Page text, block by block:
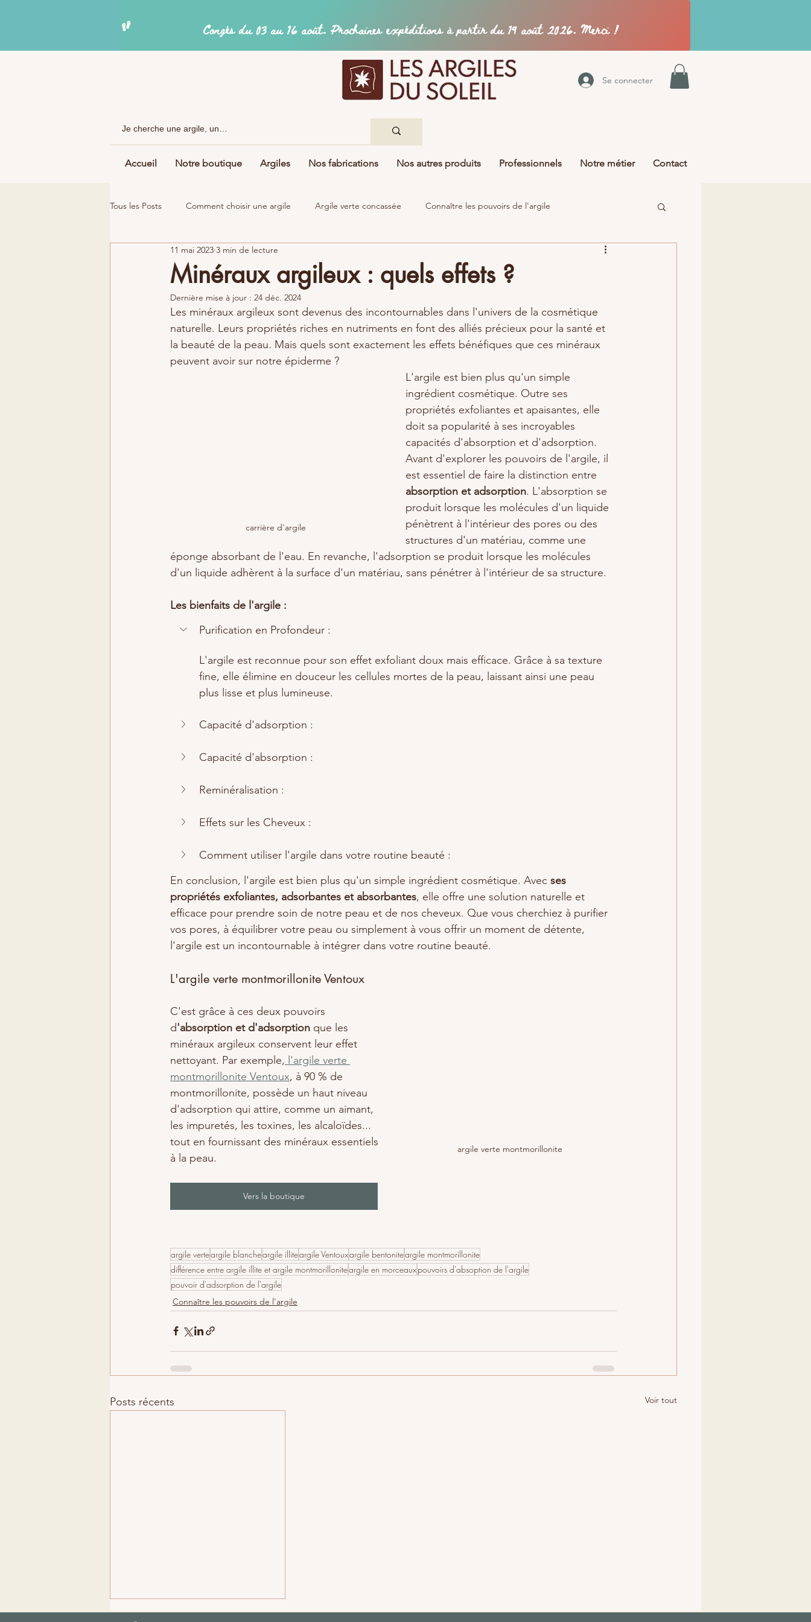
Se connecter
Accueil Notre boutique Argiles Nos fabrications Nos autres produits Professionnels Notre métier Contact
Tous les Posts Comment choisir une argile Argile verte concassée Connaître les pouvoirs de l'argile
Les argiles en savonnerie Argilothérapie
Minéraux argileux : quels effets ?
11 mai 2023 3 min de lecture
Dernière mise à jour : 24 déc. 2024
Les minéraux argileux sont devenus des incontournables dans l'univers de la cosmétique
naturelle. Leurs propriétés riches en nutriments en font des alliés précieux pour la santé et
la beauté de la peau. Mais quels sont exactement les effets bénéfiques que ces minéraux
peuvent avoir sur notre épiderme ?
carrière d'argile
L'argile est bien plus qu'un simple
ingrédient cosmétique. Outre ses
propriétés exfoliantes et apaisantes, elle
doit sa popularité à ses incroyables
capacités d'absorption et d'adsorption.
Avant d'explorer les pouvoirs de l'argile, il
est essentiel de faire la distinction entre
absorption et adsorption. L'absorption se
produit lorsque les molécules d'un liquide
pénètrent à l'intérieur des pores ou des
structures d'un matériau, comme une
éponge absorbant de l'eau. En revanche, l'adsorption se produit lorsque les molécules
d'un liquide adhèrent à la surface d'un matériau, sans pénétrer à l'intérieur de sa structure.
Les bienfaits de l'argile :
Purification en Profondeur :
L'argile est reconnue pour son effet exfoliant doux mais efficace. Grâce à sa texture
fine, elle élimine en douceur les cellules mortes de la peau, laissant ainsi une peau
plus lisse et plus lumineuse.
Capacité d'adsorption :
Capacité d'absorption :
Reminéralisation :
Effets sur les Cheveux :
Comment utiliser l'argile dans votre routine beauté :
En conclusion, l'argile est bien plus qu'un simple ingrédient cosmétique. Avec ses
propriétés exfoliantes, adsorbantes et absorbantes, elle offre une solution naturelle et
efficace pour prendre soin de notre peau et de nos cheveux. Que vous cherchiez à purifier
vos pores, à équilibrer votre peau ou simplement à vous offrir un moment de détente,
l'argile est un incontournable à intégrer dans votre routine beauté.
L'argile verte montmorillonite Ventoux
argile verte montmorillonite
C'est grâce à ces deux pouvoirs
d'absorption et d'adsorption que les
minéraux argileux conservent leur effet
nettoyant. Par exemple, l'argile verte
montmorillonite Ventoux, à 90 % de
montmorillonite, possède un haut niveau
d'adsorption qui attire, comme un aimant,
les impuretés, les toxines, les alcaloïdes...
tout en fournissant des minéraux essentiels
à la peau.
Vers la boutique
argile verteargile blancheargile illiteargile Ventouxargile bentoniteargile montmorillonite
différence entre argile illite et argile montmorilloniteargile en morceauxpouvoirs d'absoption de l'argile
pouvoir d'adsorption de l'argile
Connaître les pouvoirs de l'argile
Posts récents Voir tout